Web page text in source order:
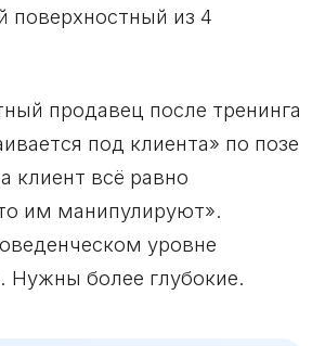
из 4
продавец после тренинга
под клиента» по позе
всё равно
им манипулируют».
уровне
Нужны более глубокие.